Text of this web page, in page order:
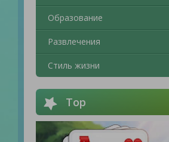
Образование
Развлечения
Стиль жизни
Top